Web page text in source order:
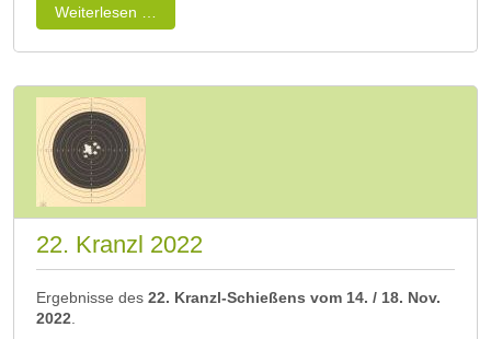
Weiterlesen …
22. Kranzl 2022
Ergebnisse des 22. Kranzl-Schießens vom 14. / 18. Nov.
2022